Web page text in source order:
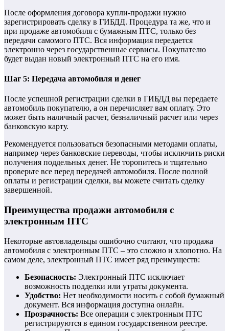
После оформления договора купли-продажи нужно
зарегистрировать сделку в ГИБДД. Процедура та же, что и
при продаже автомобиля с бумажным ПТС, только без
передачи самомого ПТС. Вся информация передается
электронно через государственные сервисы. Покупателю
будет выдан новый электронный ПТС на его имя.
Шаг 5: Передача автомобиля и денег
После успешной регистрации сделки в ГИБДД вы передаете
автомобиль покупателю, а он перечисляет вам оплату. Это
может быть наличный расчет, безналичный расчет или через
банковскую карту.
Рекомендуется пользоваться безопасными методами оплаты,
например через банковские переводы, чтобы исключить риски
получения поддельных денег. Не торопитесь и тщательно
проверьте все перед передачей автомобиля. После полной
оплаты и регистрации сделки, вы можете считать сделку
завершенной.
Преимущества продажи автомобиля с
электронным ПТС
Некоторые автовладельцы ошибочно считают, что продажа
автомобиля с электронным ПТС – это сложно и хлопотно. На
самом деле, электронный ПТС имеет ряд преимуществ:
Безопасность: Электронный ПТС исключает
возможность подделки или утраты документа.
Удобство: Нет необходимости носить с собой бумажный
документ. Вся информация доступна онлайн.
Прозрачность: Все операции с электронным ПТС
регистрируются в едином государственном реестре.